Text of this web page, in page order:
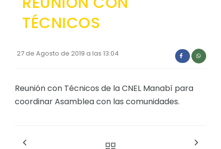
Convocatorias
GESTIÓN ADMINISTRATIVA
Plan de desarrollo y Ordenamiento Territorial -
Plan Operativo Anual - POA
Convenios Institucionales
Cédulas presupuestarias y balances
TÉCNICOS
27 de Agosto de 2019 a las 13:04
Reunión con Técnicos de la CNEL Manabí para
coordinar Asamblea con las comunidades.